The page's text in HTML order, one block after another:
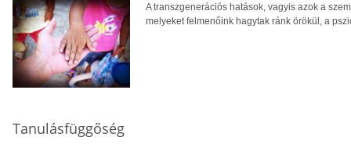
A transzgenerációs hatások, vagyis azok a
melyeket felmenőink hagytak ránk örökül, a
Tanulásfüggőség